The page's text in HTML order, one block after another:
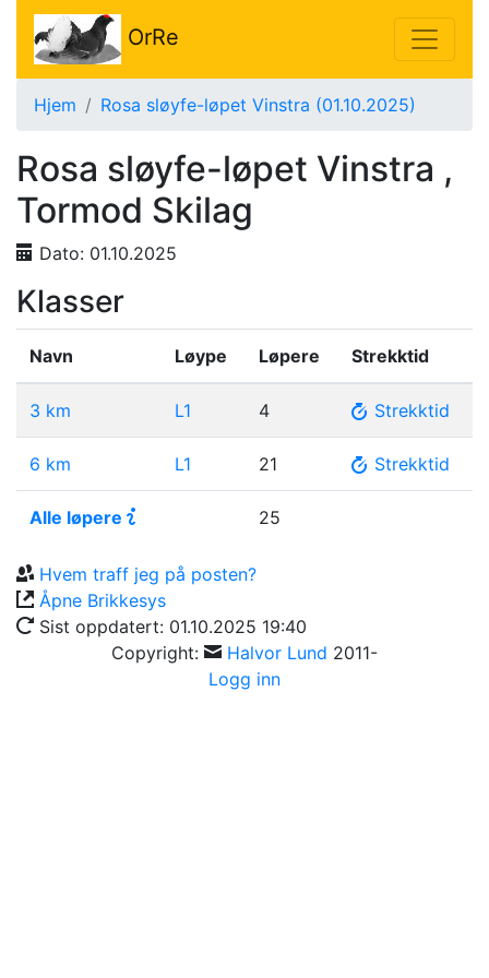
OrRe
Hjem Rosa sløyfe-løpet Vinstra (01.10.2025)
Rosa sløyfe-løpet Vinstra ,
Tormod Skilag
Dato: 01.10.2025
Klasser
Navn Løype Løpere Strekktid
3 km L1 4 Strekktid
6 km L1 21 Strekktid
Alle løpere 25
Hvem traff jeg på posten?
Åpne Brikkesys
Sist oppdatert: 01.10.2025 19:40
Copyright:
Halvor Lund 2011-
Logg inn